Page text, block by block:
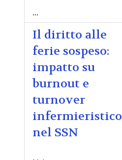
...
Il diritto alle
ferie sospeso:
impatto su
burnout e
turnover
infermieristico
nel SSN